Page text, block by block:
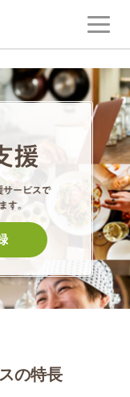
食べログの集客
食べログの集
の特長